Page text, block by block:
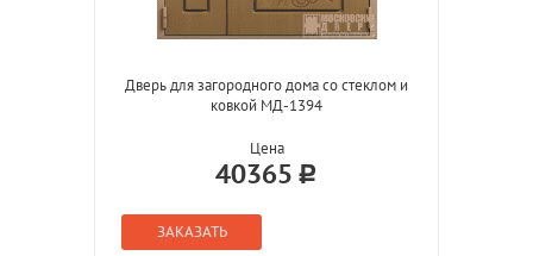
Дверь для загородного дома со стеклом и
ковкой МД-1394
Цена
40365
ЗАКАЗАТЬ